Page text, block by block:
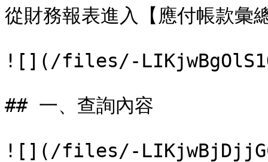
從財務報表進入【應付帳款彙
![](/files/-
## 一、查詢內容
![](/files/-